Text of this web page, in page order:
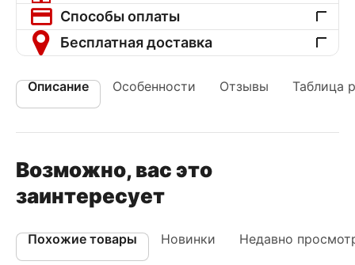
Способы оплаты
Бесплатная доставка
Описание Особенности Отзывы Таблица
Возможно, вас это
заинтересует
Похожие товары Новинки Недавно